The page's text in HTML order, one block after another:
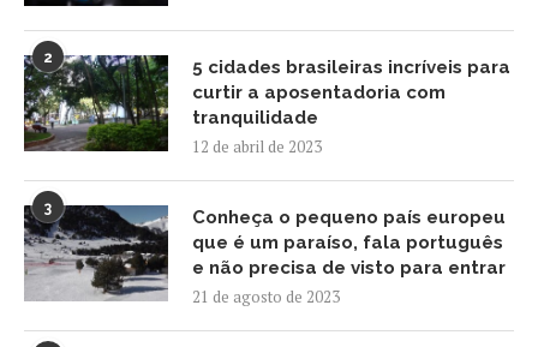
2
5 cidades brasileiras incríveis para
curtir a aposentadoria com
tranquilidade
12 de abril de 2023
3
Conheça o pequeno país europeu
que é um paraíso, fala português
e não precisa de visto para entrar
21 de agosto de 2023